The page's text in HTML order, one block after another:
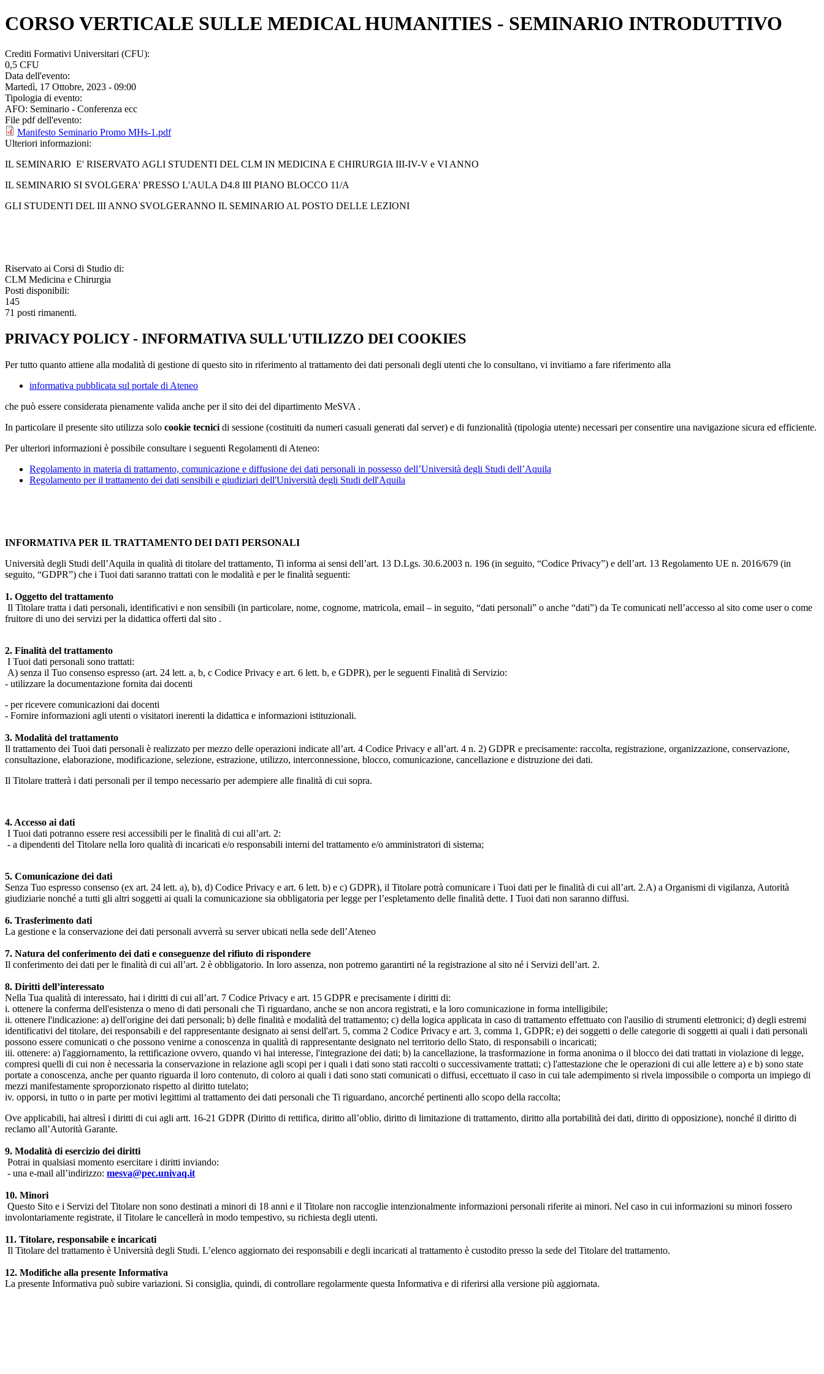
CORSO VERTICALE SULLE MEDICAL HUMANITIES - SEMINARIO INTRODUTTIVO
Crediti Formativi Universitari (CFU):
0,5 CFU
Data dell'evento:
Martedì, 17 Ottobre, 2023 - 09:00
Tipologia di evento:
AFO: Seminario - Conferenza ecc
File pdf dell'evento:
Manifesto Seminario Promo MHs-1.pdf
Ulteriori informazioni:
IL SEMINARIO E' RISERVATO AGLI STUDENTI DEL CLM IN MEDICINA E CHIRURGIA III-IV-V e VI ANNO
IL SEMINARIO SI SVOLGERA' PRESSO L'AULA D4.8 III PIANO BLOCCO 11/A
GLI STUDENTI DEL III ANNO SVOLGERANNO IL SEMINARIO AL POSTO DELLE LEZIONI
Riservato ai Corsi di Studio di:
CLM Medicina e Chirurgia
Posti disponibili:
145
71 posti rimanenti.
PRIVACY POLICY - INFORMATIVA SULL'UTILIZZO DEI COOKIES
Per tutto quanto attiene alla modalità di gestione di questo sito in riferimento al trattamento dei dati personali degli utenti che lo consultano, vi invitiamo a fare riferimento alla
informativa pubblicata sul portale di Ateneo
che può essere considerata pienamente valida anche per il sito dei del dipartimento MeSVA .
In particolare il presente sito utilizza solo cookie tecnici di sessione (costituiti da numeri casuali generati dal server) e di funzionalità (tipologia utente) necessari per consentire una navigazione sicura ed efficiente.
Per ulteriori informazioni è possibile consultare i seguenti Regolamenti di Ateneo:
Regolamento in materia di trattamento, comunicazione e diffusione dei dati personali in possesso dell’Università degli Studi dell’Aquila
Regolamento per il trattamento dei dati sensibili e giudiziari dell'Università degli Studi dell'Aquila
INFORMATIVA PER IL TRATTAMENTO DEI DATI PERSONALI
Università degli Studi dell’Aquila in qualità di titolare del trattamento, Ti informa ai sensi dell’art. 13 D.Lgs. 30.6.2003 n. 196 (in seguito, “Codice Privacy”) e dell’art. 13 Regolamento UE n. 2016/679 (in
seguito, “GDPR”) che i Tuoi dati saranno trattati con le modalità e per le finalità seguenti:
1. Oggetto del trattamento
Il Titolare tratta i dati personali, identificativi e non sensibili (in particolare, nome, cognome, matricola, email – in seguito, “dati personali” o anche “dati”) da Te comunicati nell’accesso al sito come user o come
fruitore di uno dei servizi per la didattica offerti dal sito .
2. Finalità del trattamento
I Tuoi dati personali sono trattati:
A) senza il Tuo consenso espresso (art. 24 lett. a, b, c Codice Privacy e art. 6 lett. b, e GDPR), per le seguenti Finalità di Servizio:
- utilizzare la documentazione fornita dai docenti
- per ricevere comunicazioni dai docenti
- Fornire informazioni agli utenti o visitatori inerenti la didattica e informazioni istituzionali.
3. Modalità del trattamento
Il trattamento dei Tuoi dati personali è realizzato per mezzo delle operazioni indicate all’art. 4 Codice Privacy e all’art. 4 n. 2) GDPR e precisamente: raccolta, registrazione, organizzazione, conservazione,
consultazione, elaborazione, modificazione, selezione, estrazione, utilizzo, interconnessione, blocco, comunicazione, cancellazione e distruzione dei dati.
Il Titolare tratterà i dati personali per il tempo necessario per adempiere alle finalità di cui sopra.
4. Accesso ai dati
I Tuoi dati potranno essere resi accessibili per le finalità di cui all’art. 2:
- a dipendenti del Titolare nella loro qualità di incaricati e/o responsabili interni del trattamento e/o amministratori di sistema;
5. Comunicazione dei dati
Senza Tuo espresso consenso (ex art. 24 lett. a), b), d) Codice Privacy e art. 6 lett. b) e c) GDPR), il Titolare potrà comunicare i Tuoi dati per le finalità di cui all’art. 2.A) a Organismi di vigilanza, Autorità
giudiziarie nonché a tutti gli altri soggetti ai quali la comunicazione sia obbligatoria per legge per l’espletamento delle finalità dette. I Tuoi dati non saranno diffusi.
6. Trasferimento dati
La gestione e la conservazione dei dati personali avverrà su server ubicati nella sede dell’Ateneo
7. Natura del conferimento dei dati e conseguenze del rifiuto di rispondere
Il conferimento dei dati per le finalità di cui all’art. 2 è obbligatorio. In loro assenza, non potremo garantirti né la registrazione al sito né i Servizi dell’art. 2.
8. Diritti dell’interessato
Nella Tua qualità di interessato, hai i diritti di cui all’art. 7 Codice Privacy e art. 15 GDPR e precisamente i diritti di:
i. ottenere la conferma dell'esistenza o meno di dati personali che Ti riguardano, anche se non ancora registrati, e la loro comunicazione in forma intelligibile;
ii. ottenere l'indicazione: a) dell'origine dei dati personali; b) delle finalità e modalità del trattamento; c) della logica applicata in caso di trattamento effettuato con l'ausilio di strumenti elettronici; d) degli estremi
identificativi del titolare, dei responsabili e del rappresentante designato ai sensi dell'art. 5, comma 2 Codice Privacy e art. 3, comma 1, GDPR; e) dei soggetti o delle categorie di soggetti ai quali i dati personali
possono essere comunicati o che possono venirne a conoscenza in qualità di rappresentante designato nel territorio dello Stato, di responsabili o incaricati;
iii. ottenere: a) l'aggiornamento, la rettificazione ovvero, quando vi hai interesse, l'integrazione dei dati; b) la cancellazione, la trasformazione in forma anonima o il blocco dei dati trattati in violazione di legge,
compresi quelli di cui non è necessaria la conservazione in relazione agli scopi per i quali i dati sono stati raccolti o successivamente trattati; c) l'attestazione che le operazioni di cui alle lettere a) e b) sono state
portate a conoscenza, anche per quanto riguarda il loro contenuto, di coloro ai quali i dati sono stati comunicati o diffusi, eccettuato il caso in cui tale adempimento si rivela impossibile o comporta un impiego di
mezzi manifestamente sproporzionato rispetto al diritto tutelato;
iv. opporsi, in tutto o in parte per motivi legittimi al trattamento dei dati personali che Ti riguardano, ancorché pertinenti allo scopo della raccolta;
Ove applicabili, hai altresì i diritti di cui agli artt. 16-21 GDPR (Diritto di rettifica, diritto all’oblio, diritto di limitazione di trattamento, diritto alla portabilità dei dati, diritto di opposizione), nonché il diritto di
reclamo all’Autorità Garante.
9. Modalità di esercizio dei diritti
Potrai in qualsiasi momento esercitare i diritti inviando:
- una e-mail all’indirizzo: mesva@pec.univaq.it
10. Minori
Questo Sito e i Servizi del Titolare non sono destinati a minori di 18 anni e il Titolare non raccoglie intenzionalmente informazioni personali riferite ai minori. Nel caso in cui informazioni su minori fossero
involontariamente registrate, il Titolare le cancellerà in modo tempestivo, su richiesta degli utenti.
11. Titolare, responsabile e incaricati
Il Titolare del trattamento è Università degli Studi. L’elenco aggiornato dei responsabili e degli incaricati al trattamento è custodito presso la sede del Titolare del trattamento.
12. Modifiche alla presente Informativa
La presente Informativa può subire variazioni. Si consiglia, quindi, di controllare regolarmente questa Informativa e di riferirsi alla versione più aggiornata.